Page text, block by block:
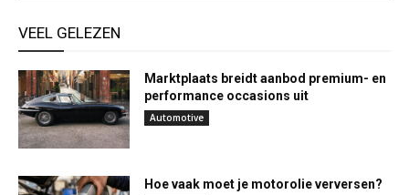
VEEL GELEZEN
Marktplaats breidt aanbod premium- en
performance occasions uit
Automotive
Hoe vaak moet je motorolie verversen?